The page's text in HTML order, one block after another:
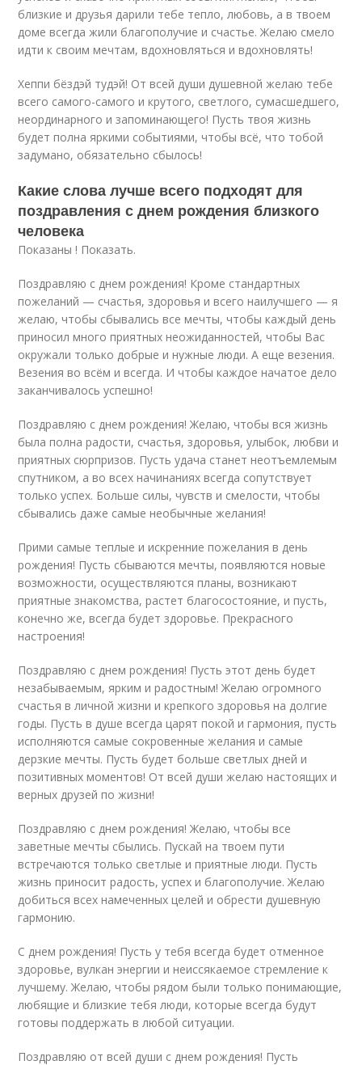
близкие и друзья дарили тебе тепло, любовь, а в твоем
доме всегда жили благополучие и счастье. Желаю смело
идти к своим мечтам, вдохновляться и вдохновлять!
Хеппи бёздэй тудэй! От всей души душевной желаю тебе
всего самого-самого и крутого, светлого, сумасшедшего,
неординарного и запоминающего! Пусть твоя жизнь
будет полна яркими событиями, чтобы всё, что тобой
задумано, обязательно сбылось!
Какие слова лучше всего подходят для
поздравления с днем рождения близкого
человека
Показаны ! Показать.
Поздравляю с днем рождения! Кроме стандартных
пожеланий — счастья, здоровья и всего наилучшего — я
желаю, чтобы сбывались все мечты, чтобы каждый день
приносил много приятных неожиданностей, чтобы Вас
окружали только добрые и нужные люди. А еще везения.
Везения во всём и всегда. И чтобы каждое начатое дело
заканчивалось успешно!
Поздравляю с днем рождения! Желаю, чтобы вся жизнь
была полна радости, счастья, здоровья, улыбок, любви и
приятных сюрпризов. Пусть удача станет неотъемлемым
спутником, а во всех начинаниях всегда сопутствует
только успех. Больше силы, чувств и смелости, чтобы
сбывались даже самые необычные желания!
Прими самые теплые и искренние пожелания в день
рождения! Пусть сбываются мечты, появляются новые
возможности, осуществляются планы, возникают
приятные знакомства, растет благосостояние, и пусть,
конечно же, всегда будет здоровье. Прекрасного
настроения!
Поздравляю с днем рождения! Пусть этот день будет
незабываемым, ярким и радостным! Желаю огромного
счастья в личной жизни и крепкого здоровья на долгие
годы. Пусть в душе всегда царят покой и гармония, пусть
исполняются самые сокровенные желания и самые
дерзкие мечты. Пусть будет больше светлых дней и
позитивных моментов! От всей души желаю настоящих и
верных друзей по жизни!
Поздравляю с днем рождения! Желаю, чтобы все
заветные мечты сбылись. Пускай на твоем пути
встречаются только светлые и приятные люди. Пусть
жизнь приносит радость, успех и благополучие. Желаю
добиться всех намеченных целей и обрести душевную
гармонию.
С днем рождения! Пусть у тебя всегда будет отменное
здоровье, вулкан энергии и неиссякаемое стремление к
лучшему. Желаю, чтобы рядом были только понимающие,
любящие и близкие тебя люди, которые всегда будут
готовы поддержать в любой ситуации.
Поздравляю от всей души с днем рождения! Пусть